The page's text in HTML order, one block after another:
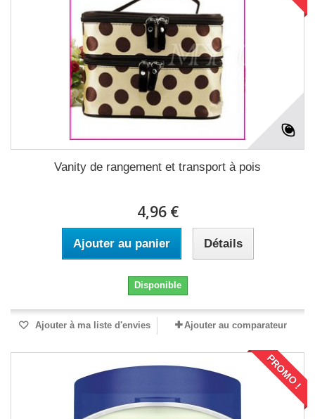
Vanity de rangement et transport à pois
4,96 €
Ajouter au panier Détails
Disponible
Ajouter à ma liste d'envies Ajouter au comparateur
PROMO !